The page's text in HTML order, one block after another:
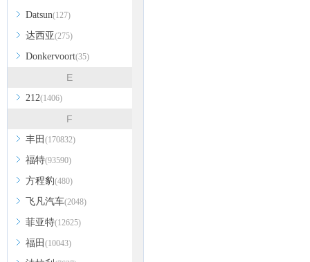
Datsun(127)
达西亚(275)
Donkervoort(35)
E
212(1406)
F
丰田 (170832)
福特(93590)
方程豹(480)
飞凡汽车(2048)
菲亚特(12625)
福田 (10043)